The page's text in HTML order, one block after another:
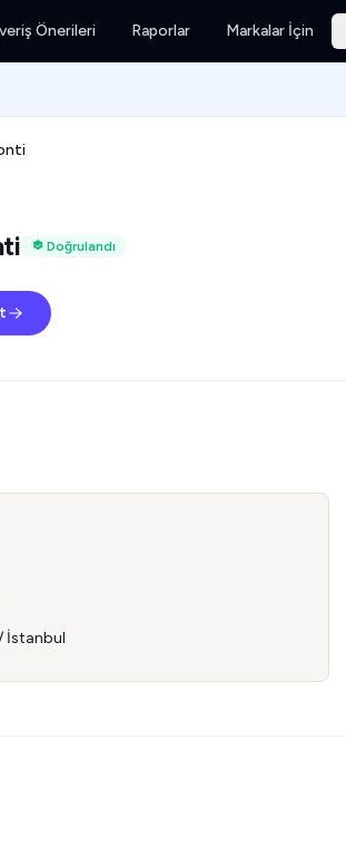
Önerileri Raporlar Markalar İçin
Doğrulandı
İstanbul